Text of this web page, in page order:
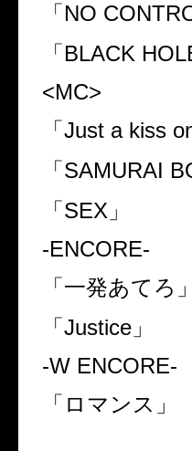
「 NO
「 BLACK
<MC>
「 Just a kiss
「 SAMURAI
「 SEX 」
-ENCORE-
「一発あてろ」
「 Justice 」
-W ENCORE-
「ロマンス」